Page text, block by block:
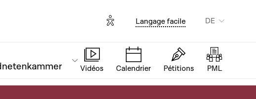
Options d'accessibilité
Langage facile DE
Vidéos Calendrier Pétitions PML